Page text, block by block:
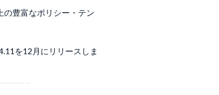
豊富なポリシー・テン
を12月にリリースしま